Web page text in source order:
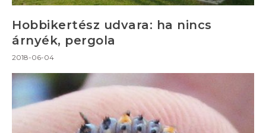
Hobbikertész udvara: ha nincs
árnyék, pergola
2018-06-04